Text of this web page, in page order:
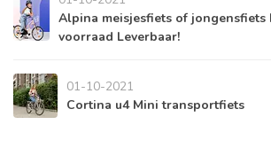
Alpina meisjesfiets of jongensfiets
voorraad Leverbaar!
01-10-2021
Cortina u4 Mini transportfiets